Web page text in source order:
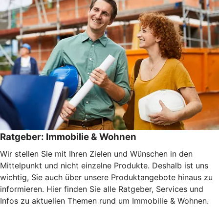
Ratgeber: Immobilie & Wohnen
Wir stellen Sie mit Ihren Zielen und Wünschen in den
Mittelpunkt und nicht einzelne Produkte. Deshalb ist uns
wichtig, Sie auch über unsere Produktangebote hinaus zu
informieren. Hier finden Sie alle Ratgeber, Services und
Infos zu aktuellen Themen rund um Immobilie & Wohnen.